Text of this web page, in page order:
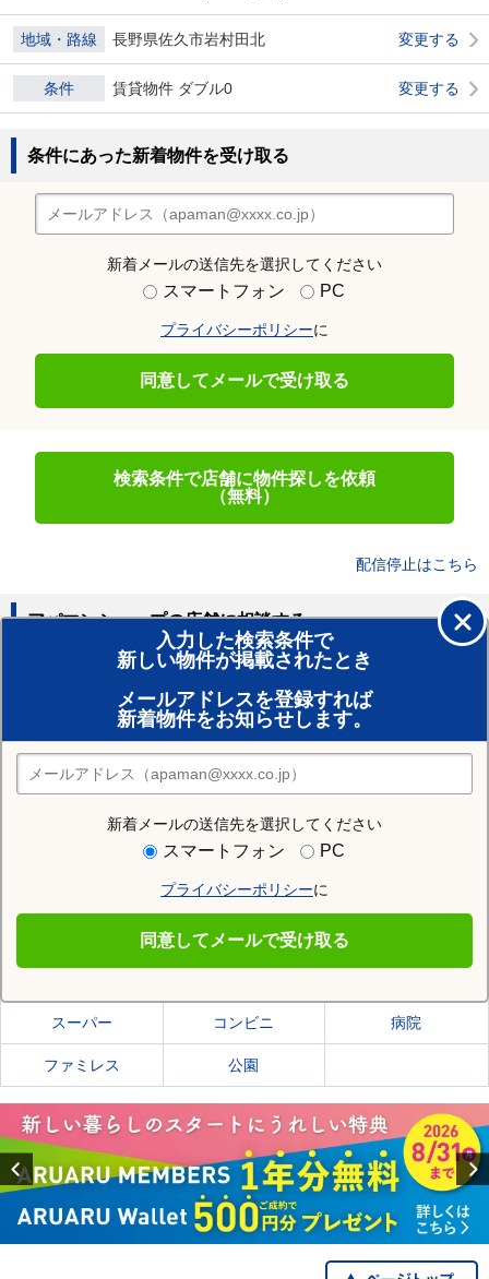
地域・路線 長野県佐久市岩村田北 変更する
条件 賃貸物件 ダブル0 変更する
条件にあった新着物件を受け取る
新着メールの送信先を選択してください
スマートフォン PC
プライバシーポリシーに
同意してメールで受け取る
検索条件で店舗に物件探しを依頼
（無料）
配信停止はこちら
入力した検索条件で
新しい物件が掲載されたとき
メールアドレスを登録すれば
新着物件をお知らせします。
新着メールの送信先を選択してください
スマートフォン PC
プライバシーポリシーに
同意してメールで受け取る
アパマンショップの店舗に相談する
賃貸のプロがお部屋探し！
おまかせ物件リクエスト
住みたい街の店舗を探す
店舗検索
住む街研究所で佐久市の情報を見る
佐久市の施設一覧
スーパー コンビニ 病院
ファミレス 公園
Previous